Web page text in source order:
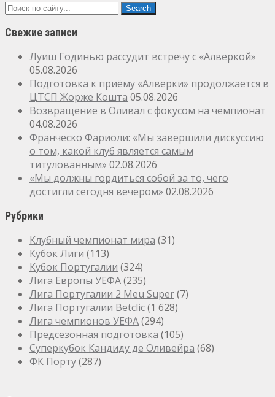
Свежие записи
Луиш Годинью рассудит встречу с «Алверкой»
05.08.2026
Подготовка к приёму «Алверки» продолжается в
ЦТСП Жорже Кошта 05.08.2026
Возвращение в Оливал с фокусом на чемпионат
04.08.2026
Франческо Фариоли: «Мы завершили дискуссию
о том, какой клуб является самым
титулованным» 02.08.2026
«Мы должны гордиться собой за то, чего
достигли сегодня вечером» 02.08.2026
Рубрики
Клубный чемпионат мира (31)
Кубок Лиги (113)
Кубок Португалии (324)
Лига Европы УЕФА(235)
Лига Португалии 2 Meu Super(7)
Лига Португалии Betclic(1 628)
Лига чемпионов УЕФА(294)
Предсезонная подготовка (105)
Суперкубок Кандиду де Оливейра (68)
ФК Порту(287)